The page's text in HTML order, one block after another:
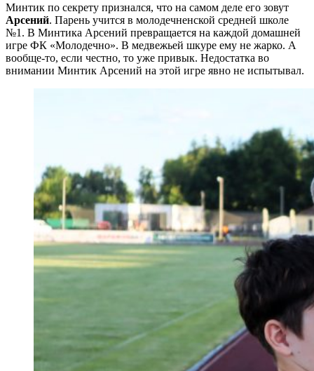
Минтик по секрету признался, что на самом деле его зовут
Арсений. Парень учится в молодечненской средней школе
№1. В Минтика Арсений превращается на каждой домашней
игре ФК «Молодечно». В медвежьей шкуре ему не жарко. А
вообще-то, если честно, то уже привык. Недостатка во
внимании Минтик Арсений на этой игре явно не испытывал.